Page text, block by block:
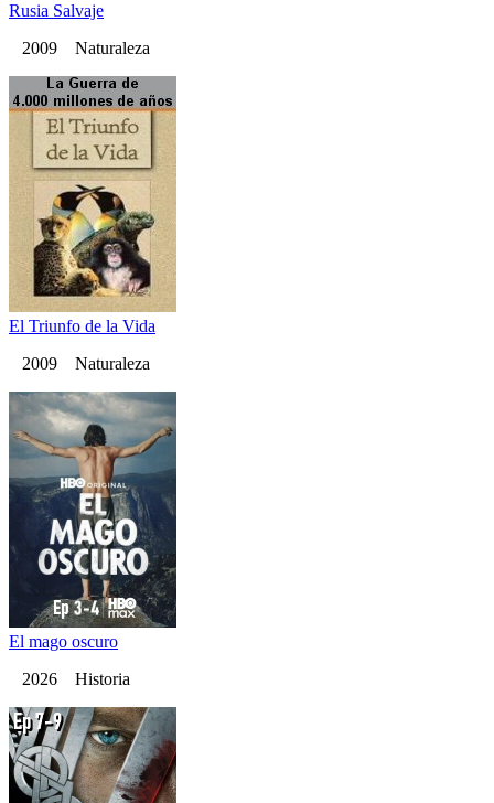
Rusia Salvaje
2009 Naturaleza
El Triunfo de la Vida
2009 Naturaleza
El mago oscuro
2026 Historia